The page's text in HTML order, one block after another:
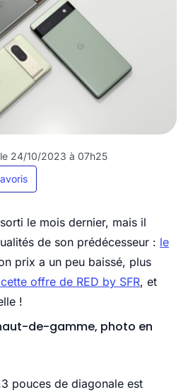
24/10/2023 à 07h25
le mois dernier, mais il
de son prédécesseur : le
prix a un peu baissé, plus
offre de RED by SFR, et
!
de-gamme, photo en
pouces de diagonale est